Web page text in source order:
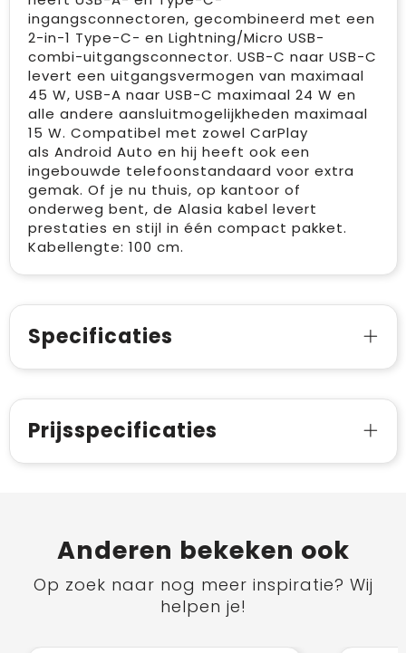
ingangsconnectoren, gecombineerd met een
2-in-1 Type-C- en Lightning/Micro USB-
combi-uitgangsconnector. USB-C naar USB-C
levert een uitgangsvermogen van maximaal
45 W, USB-A naar USB-C maximaal 24 W en
alle andere aansluitmogelijkheden maximaal
15 W. Compatibel met zowel CarPlay
als Android Auto en hij heeft ook een
ingebouwde telefoonstandaard voor extra
gemak. Of je nu thuis, op kantoor of
onderweg bent, de Alasia kabel levert
prestaties en stijl in één compact pakket.
Kabellengte: 100 cm.
Specificaties
Prijsspecificaties
Anderen bekeken ook
Op zoek naar nog meer inspiratie? Wij
helpen je!